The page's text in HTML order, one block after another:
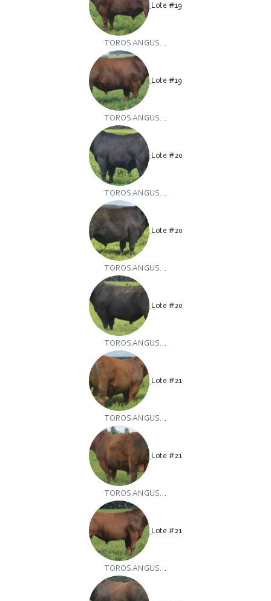
Lote #19
TOROS ANGUS...
Lote #19
TOROS ANGUS...
Lote #20
TOROS ANGUS...
Lote #20
TOROS ANGUS...
Lote #20
TOROS ANGUS...
Lote #21
TOROS ANGUS...
Lote #21
TOROS ANGUS...
Lote #21
TOROS ANGUS...